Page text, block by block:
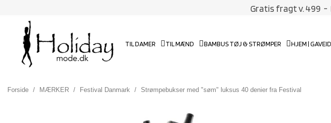
Gratis fragt v. 499 -
TIL DAMER TIL MÆND BAMBUS TØJ & STRØMPER HJEM |
Forside MÆRKER Festival Danmark Strømpebukser med "søm" luksus 40 denier fra Festival